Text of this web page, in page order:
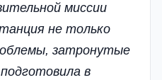
миссии
не только
затронутые
в